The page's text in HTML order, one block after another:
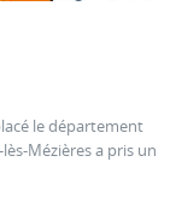
le département
Mézières a pris un